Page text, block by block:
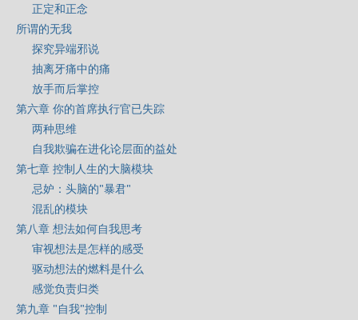
正定和正念
所谓的无我
探究异端邪说
抽离牙痛中的痛
放手而后掌控
第六章 你的首席执行官已失踪
两种思维
自我欺骗在进化论层面的益处
第七章 控制人生的大脑模块
忌妒：头脑的"暴君"
混乱的模块
第八章 想法如何自我思考
审视想法是怎样的感受
驱动想法的燃料是什么
感觉负责归类
第九章 "自我"控制